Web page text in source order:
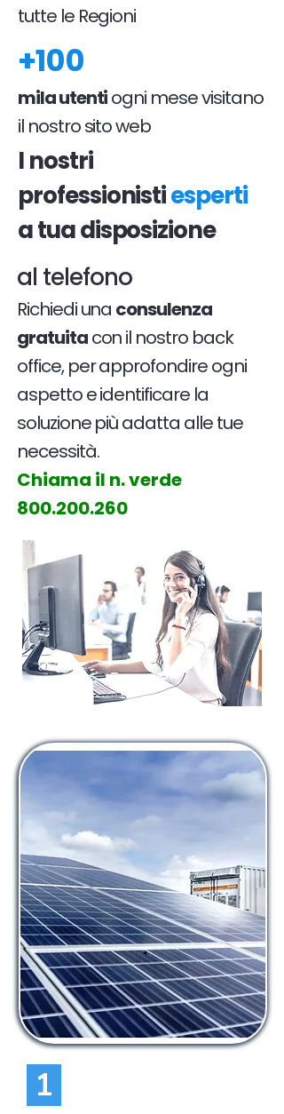
tutte le Regioni
+100
mila utentiogni mese visitano
il nostro sito web
I nostri
professionistiesperti
a tua disposizione
al telefono
Richiedi una consulenza
gratuitacon il nostro back
office, per approfondire ogni
aspetto e identificare la
soluzione più adatta alle tue
necessità.
Chiama il n. verde
800.200.260
1